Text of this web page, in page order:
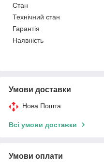
Стан
Технічний стан
Гарантія
Наявність
Умови доставки
Нова Пошта
Всі умови доставки
Умови оплати